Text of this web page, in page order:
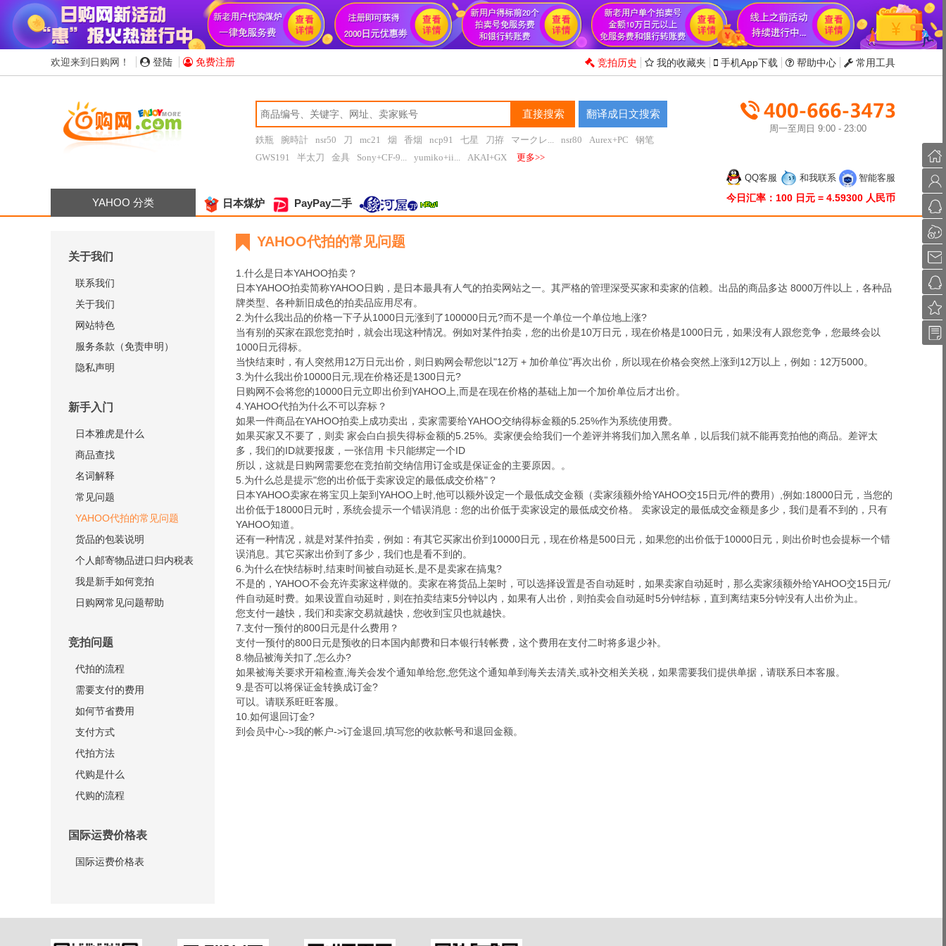
欢迎来到日购网！ 登陆 免费注册 竞拍历史 我的收藏夹 手机App下载 帮助中心 常用工具
直接搜索 翻译成日文搜索
鉄瓶 腕時計 nsr50 刀 mc21 烟 香烟 ncp91 七星 刀拵 マークレ... nsr80 Aurex+PC
钢笔
GWS191
半太刀 金具 Sony+CF-9... yumiko+ii... AKAI+GX 更多>>
周一至周日 9:00 - 23:00
YAHOO 分类 日本煤炉 PayPay二手
QQ客服 和我联系 智能客服
今日汇率：100 日元 = 4.59300 人民币
关于我们
联系我们
关于我们
网站特色
服务条款（免责申明）
隐私声明
新手入门
日本雅虎是什么
商品查找
名词解释
常见问题
YAHOO代拍的常见问题
货品的包装说明
个人邮寄物品进口归内税表
我是新手如何竞拍
日购网常见问题帮助
竞拍问题
代拍的流程
需要支付的费用
如何节省费用
支付方式
代拍方法
代购是什么
代购的流程
国际运费价格表
国际运费价格表
YAHOO代拍的常见问题
1.什么是日本YAHOO拍卖？
日本YAHOO拍卖简称YAHOO日购，是日本最具有人气的拍卖网站之一。其严格的管理深受买家和卖家的信赖。出品的商品多达 8000万件以上，各种品
牌类型、各种新旧成色的拍卖品应用尽有。
2.为什么我出品的价格一下子从1000日元涨到了100000日元?而不是一个单位一个单位地上涨?
当有别的买家在跟您竞拍时，就会出现这种情况。例如对某件拍卖，您的出价是10万日元，现在价格是1000日元，如果没有人跟您竞争，您最终会以
1000日元得标。
当快结束时，有人突然用12万日元出价，则日购网会帮您以"12万 + 加价单位"再次出价，所以现在价格会突然上涨到12万以上，例如：12万5000。
3.为什么我出价10000日元,现在价格还是1300日元?
日购网不会将您的10000日元立即出价到YAHOO上,而是在现在价格的基础上加一个加价单位后才出价。
4.YAHOO代拍为什么不可以弃标？
如果一件商品在YAHOO拍卖上成功卖出，卖家需要给YAHOO交纳得标金额的5.25%作为系统使用费。
如果买家又不要了，则卖 家会白白损失得标金额的5.25%。卖家便会给我们一个差评并将我们加入黑名单，以后我们就不能再竞拍他的商品。差评太
多，我们的ID就要报废，一张信用 卡只能绑定一个ID
所以，这就是日购网需要您在竞拍前交纳信用订金或是保证金的主要原因。。
5.为什么总是提示"您的出价低于卖家设定的最低成交价格"？
日本YAHOO卖家在将宝贝上架到YAHOO上时,他可以额外设定一个最低成交金额（卖家须额外给YAHOO交15日元/件的费用）,例如:18000日元，当您的
出价低于18000日元时，系统会提示一个错误消息：您的出价低于卖家设定的最低成交价格。 卖家设定的最低成交金额是多少，我们是看不到的，只有
YAHOO知道。
还有一种情况，就是对某件拍卖，例如：有其它买家出价到10000日元，现在价格是500日元，如果您的出价低于10000日元，则出价时也会提标一个错
误消息。其它买家出价到了多少，我们也是看不到的。
6.为什么在快结标时,结束时间被自动延长,是不是卖家在搞鬼?
不是的，YAHOO不会充许卖家这样做的。卖家在将货品上架时，可以选择设置是否自动延时，如果卖家自动延时，那么卖家须额外给YAHOO交15日元/
件自动延时费。如果设置自动延时，则在拍卖结束5分钟以内，如果有人出价，则拍卖会自动延时5分钟结标，直到离结束5分钟没有人出价为止。
您支付一越快，我们和卖家交易就越快，您收到宝贝也就越快。
7.支付一预付的800日元是什么费用？
支付一预付的800日元是预收的日本国内邮费和日本银行转帐费，这个费用在支付二时将多退少补。
8.物品被海关扣了,怎么办?
如果被海关要求开箱检查,海关会发个通知单给您,您凭这个通知单到海关去清关,或补交相关关税，如果需要我们提供单据，请联系日本客服。
9.是否可以将保证金转换成订金?
可以。请联系旺旺客服。
10.如何退回订金?
到会员中心->我的帐户->订金退回,填写您的收款帐号和退回金额。
首
页
会
员
中
心
联
系
QQ
联
系
旺
旺
发
送
邮
件
投
诉
QQ
收